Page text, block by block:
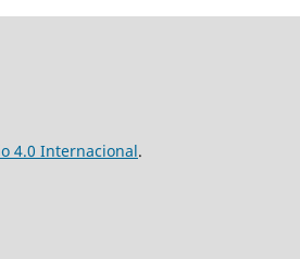
4.0 Internacional.